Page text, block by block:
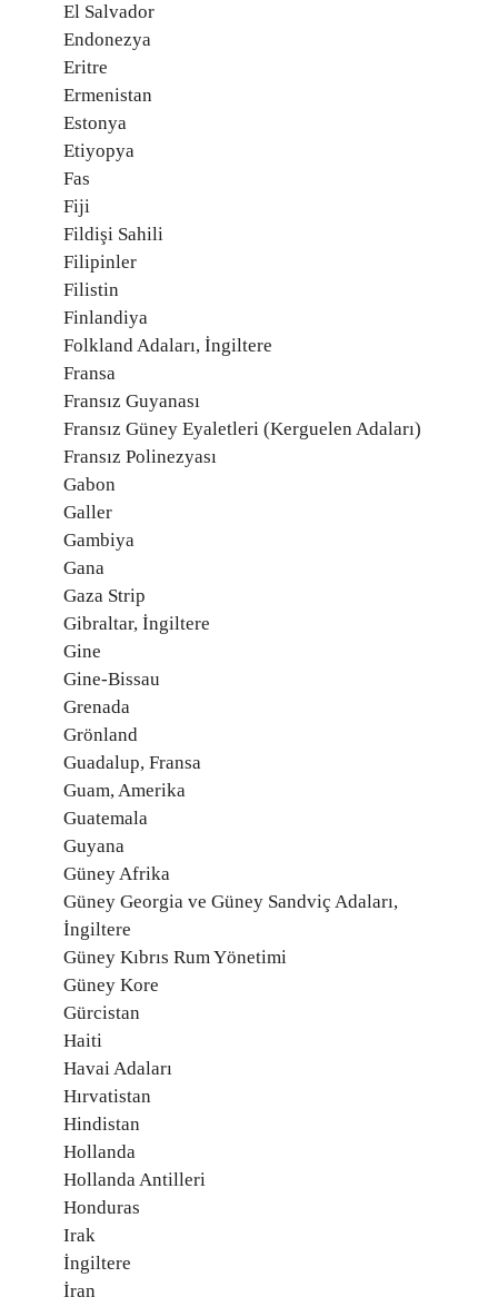
El Salvador
Endonezya
Eritre
Ermenistan
Estonya
Etiyopya
Fas
Fiji
Fildişi Sahili
Filipinler
Filistin
Finlandiya
Folkland Adaları, İngiltere
Fransa
Fransız Guyanası
Fransız Güney Eyaletleri (Kerguelen Adaları)
Fransız Polinezyası
Gabon
Galler
Gambiya
Gana
Gaza Strip
Gibraltar, İngiltere
Gine
Gine-Bissau
Grenada
Grönland
Guadalup, Fransa
Guam, Amerika
Guatemala
Guyana
Güney Afrika
Güney Georgia ve Güney Sandviç Adaları,
İngiltere
Güney Kıbrıs Rum Yönetimi
Güney Kore
Gürcistan
Haiti
Havai Adaları
Hırvatistan
Hindistan
Hollanda
Hollanda Antilleri
Honduras
Irak
İngiltere
İran